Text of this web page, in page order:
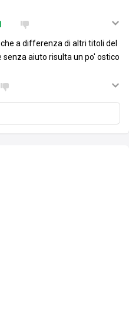
a differenza di altri titoli del
senza aiuto risulta un po' ostico